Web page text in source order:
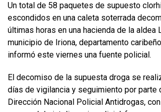
Un total de 58 paquetes de supuesto
escondidos en una caleta soterrada
últimas horas en una hacienda de la aldea
municipio de Iriona, departamento
informó este viernes una fuente policial.
El decomiso de la supuesta droga se
días de vigilancia y seguimiento por parte
Dirección Nacional Policial Antidrogas,